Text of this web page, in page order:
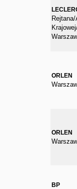
ORLEN
ORLEN
BP